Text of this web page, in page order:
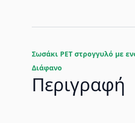
Σωσάκι PET στρογγυλό με
Διάφανο
Περιγραφή